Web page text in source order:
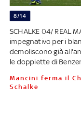
8/14
SCHALKE 04/ REAL
impegnativo per i
demoliscono già
le doppiette di
Mancini ferma il Chelsea. Real da pazzi: 6 gol allo
Schalke